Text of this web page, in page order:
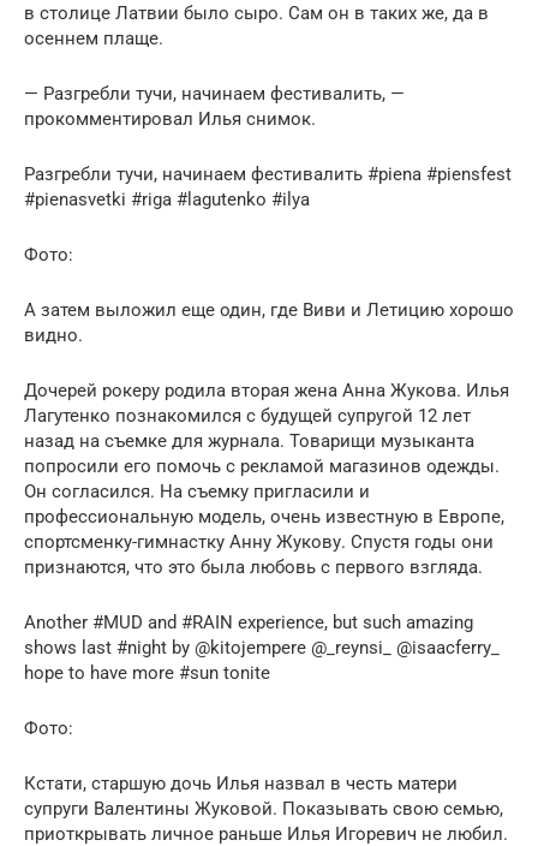
в столице Латвии было сыро. Сам он в таких же, да в
осеннем плаще.
— Разгребли тучи, начинаем фестивалить, —
прокомментировал Илья снимок.
Разгребли тучи, начинаем фестивалить #piena #piensfest
#pienasvetki #riga #lagutenko #ilya
Фото:
А затем выложил еще один, где Виви и Летицию хорошо
видно.
Дочерей рокеру родила вторая жена Анна Жукова. Илья
Лагутенко познакомился с будущей супругой 12 лет
назад на съемке для журнала. Товарищи музыканта
попросили его помочь с рекламой магазинов одежды.
Он согласился. На съемку пригласили и
профессиональную модель, очень известную в Европе,
спортсменку-гимнастку Анну Жукову. Спустя годы они
признаются, что это была любовь с первого взгляда.
Another #MUD and #RAIN experience, but such amazing
shows last #night by @kitojempere @_reynsi_ @isaacferry_
hope to have more #sun tonite
Фото:
Кстати, старшую дочь Илья назвал в честь матери
супруги Валентины Жуковой. Показывать свою семью,
приоткрывать личное раньше Илья Игоревич не любил.